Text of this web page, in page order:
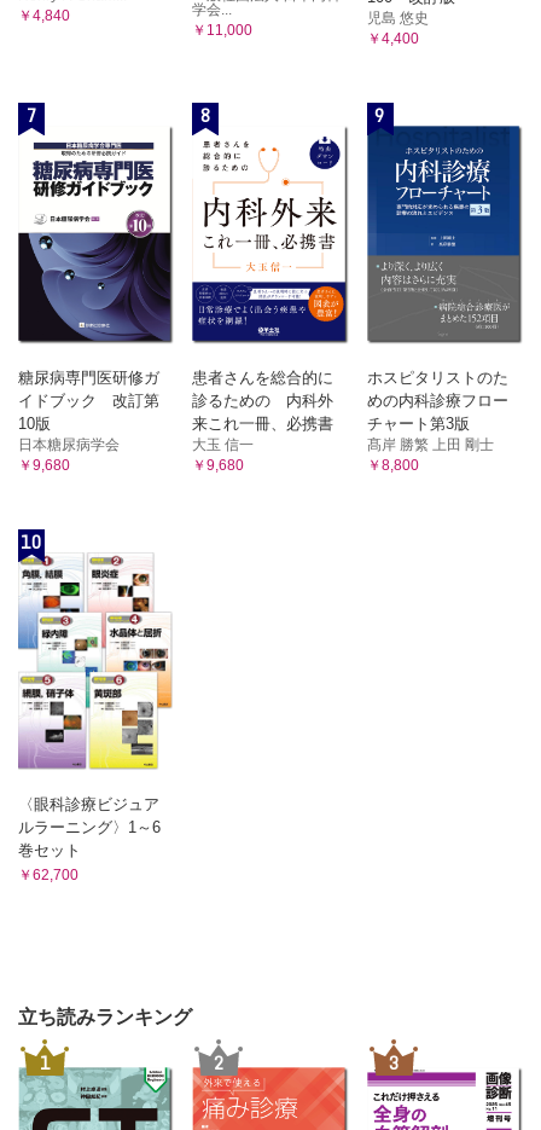
￥4,840
学会...
￥11,000
児島 悠史
￥4,400
7
糖尿病専門医研修ガ
イドブック 改訂第
10版
日本糖尿病学会
￥9,680
8
患者さんを総合的に
診るための 内科外
来これ一冊、必携書
大玉 信一
￥9,680
9
ホスピタリストのた
めの内科診療フロー
チャート第3版
髙岸 勝繁 上田 剛士
￥8,800
10
〈眼科診療ビジュア
ルラーニング〉1～6
巻セット
￥62,700
立ち読みランキング
1 2 3